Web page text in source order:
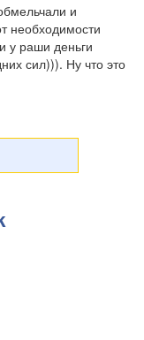
и
необходимости
у раши деньги
сил))). Ну что это